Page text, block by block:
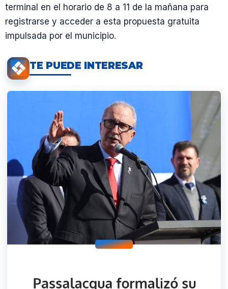
terminal en el horario de 8 a 11 de la mañana para
registrarse y acceder a esta propuesta gratuita
impulsada por el municipio.
TE PUEDE INTERESAR